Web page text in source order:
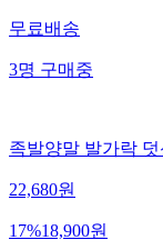
무료배송
3명구매중
족발양말 발가락
22,680원
17%18,900원